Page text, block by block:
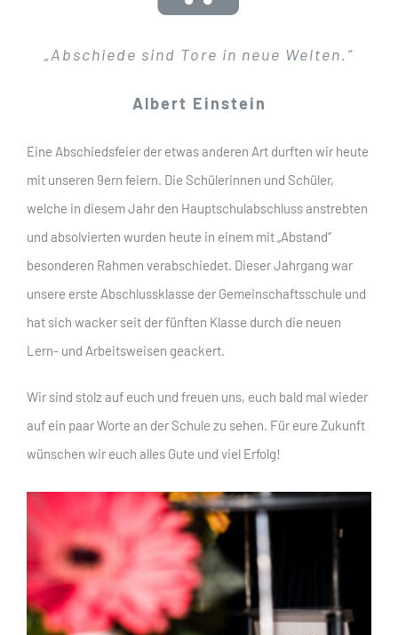
„Abschiede sind Tore in neue Welten.“
Albert Einstein
Eine Abschiedsfeier der etwas anderen Art durften wir heute
mit unseren 9ern feiern. Die Schülerinnen und Schüler,
welche in diesem Jahr den Hauptschulabschluss anstrebten
und absolvierten wurden heute in einem mit „Abstand“
besonderen Rahmen verabschiedet. Dieser Jahrgang war
unsere erste Abschlussklasse der Gemeinschaftsschule und
hat sich wacker seit der fünften Klasse durch die neuen
Lern- und Arbeitsweisen geackert.
Wir sind stolz auf euch und freuen uns, euch bald mal wieder
auf ein paar Worte an der Schule zu sehen. Für eure Zukunft
wünschen wir euch alles Gute und viel Erfolg!